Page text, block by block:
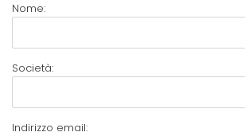
Nome:
Società:
Indirizzo email: